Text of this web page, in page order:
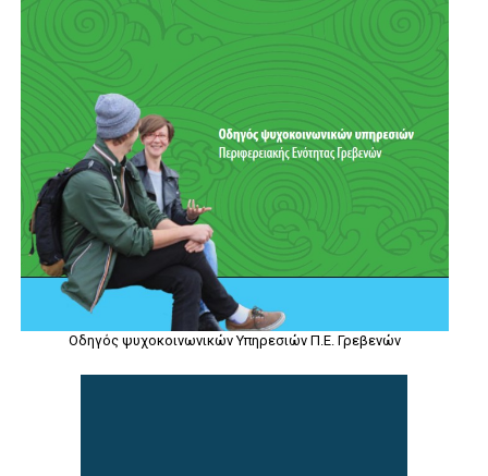
Οδηγός ψυχοκοινωνικών Υπηρεσιών Π.Ε. Γρεβενών